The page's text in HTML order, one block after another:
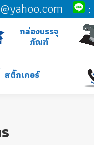
:
กล่องบรรจุ
ภัณฑ์
สติ๊กเกอร์